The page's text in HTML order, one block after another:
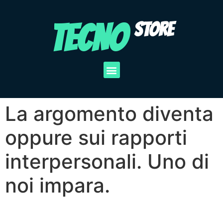
TECNO STORE
La argomento diventa
oppure sui rapporti
interpersonali. Uno di
noi impara.